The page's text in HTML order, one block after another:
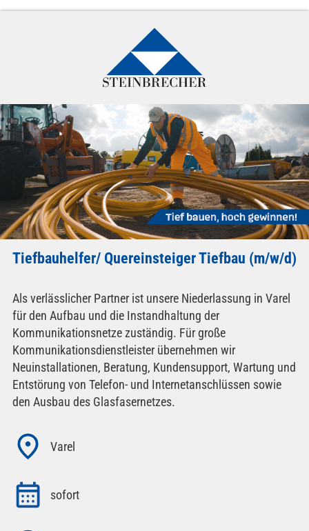
Tiefbauhelfer/ Quereinsteiger Tiefbau (m/w/d)
Als verlässlicher Partner ist unsere Niederlassung in Varel
für den Aufbau und die Instandhaltung der
Kommunikationsnetze zuständig. Für große
Kommunikationsdienstleister übernehmen wir
Neuinstallationen, Beratung, Kundensupport, Wartung und
Entstörung von Telefon- und Internetanschlüssen sowie
den Ausbau des Glasfasernetzes.
Varel
sofort